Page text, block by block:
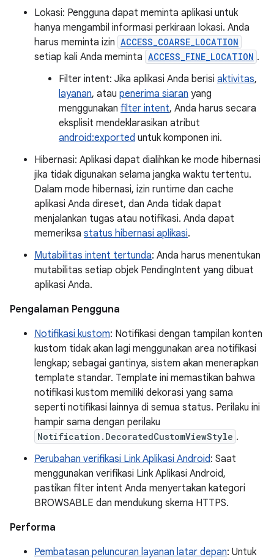
Lokasi: Pengguna dapat meminta aplikasi untuk
hanya mengambil informasi perkiraan lokasi. Anda
harus meminta izin ACCESS_COARSE_LOCATION
setiap kali Anda meminta ACCESS_FINE_LOCATION .
Filter intent: Jika aplikasi Anda berisi aktivitas,
layanan, atau penerima siaran yang
menggunakan filter intent, Anda harus secara
eksplisit mendeklarasikan atribut
android:exported untuk komponen ini.
Hibernasi: Aplikasi dapat dialihkan ke mode hibernasi
jika tidak digunakan selama jangka waktu tertentu.
Dalam mode hibernasi, izin runtime dan cache
aplikasi Anda direset, dan Anda tidak dapat
menjalankan tugas atau notifikasi. Anda dapat
memeriksa status hibernasi aplikasi.
Mutabilitas intent tertunda: Anda harus menentukan
mutabilitas setiap objek PendingIntent yang dibuat
aplikasi Anda.
Pengalaman Pengguna
Notifikasi kustom: Notifikasi dengan tampilan konten
kustom tidak akan lagi menggunakan area notifikasi
lengkap; sebagai gantinya, sistem akan menerapkan
template standar. Template ini memastikan bahwa
notifikasi kustom memiliki dekorasi yang sama
seperti notifikasi lainnya di semua status. Perilaku ini
hampir sama dengan perilaku
Notification.DecoratedCustomViewStyle .
Perubahan verifikasi Link Aplikasi Android: Saat
menggunakan verifikasi Link Aplikasi Android,
pastikan filter intent Anda menyertakan kategori
BROWSABLE dan mendukung skema HTTPS.
Performa
Pembatasan peluncuran layanan latar depan: Untuk